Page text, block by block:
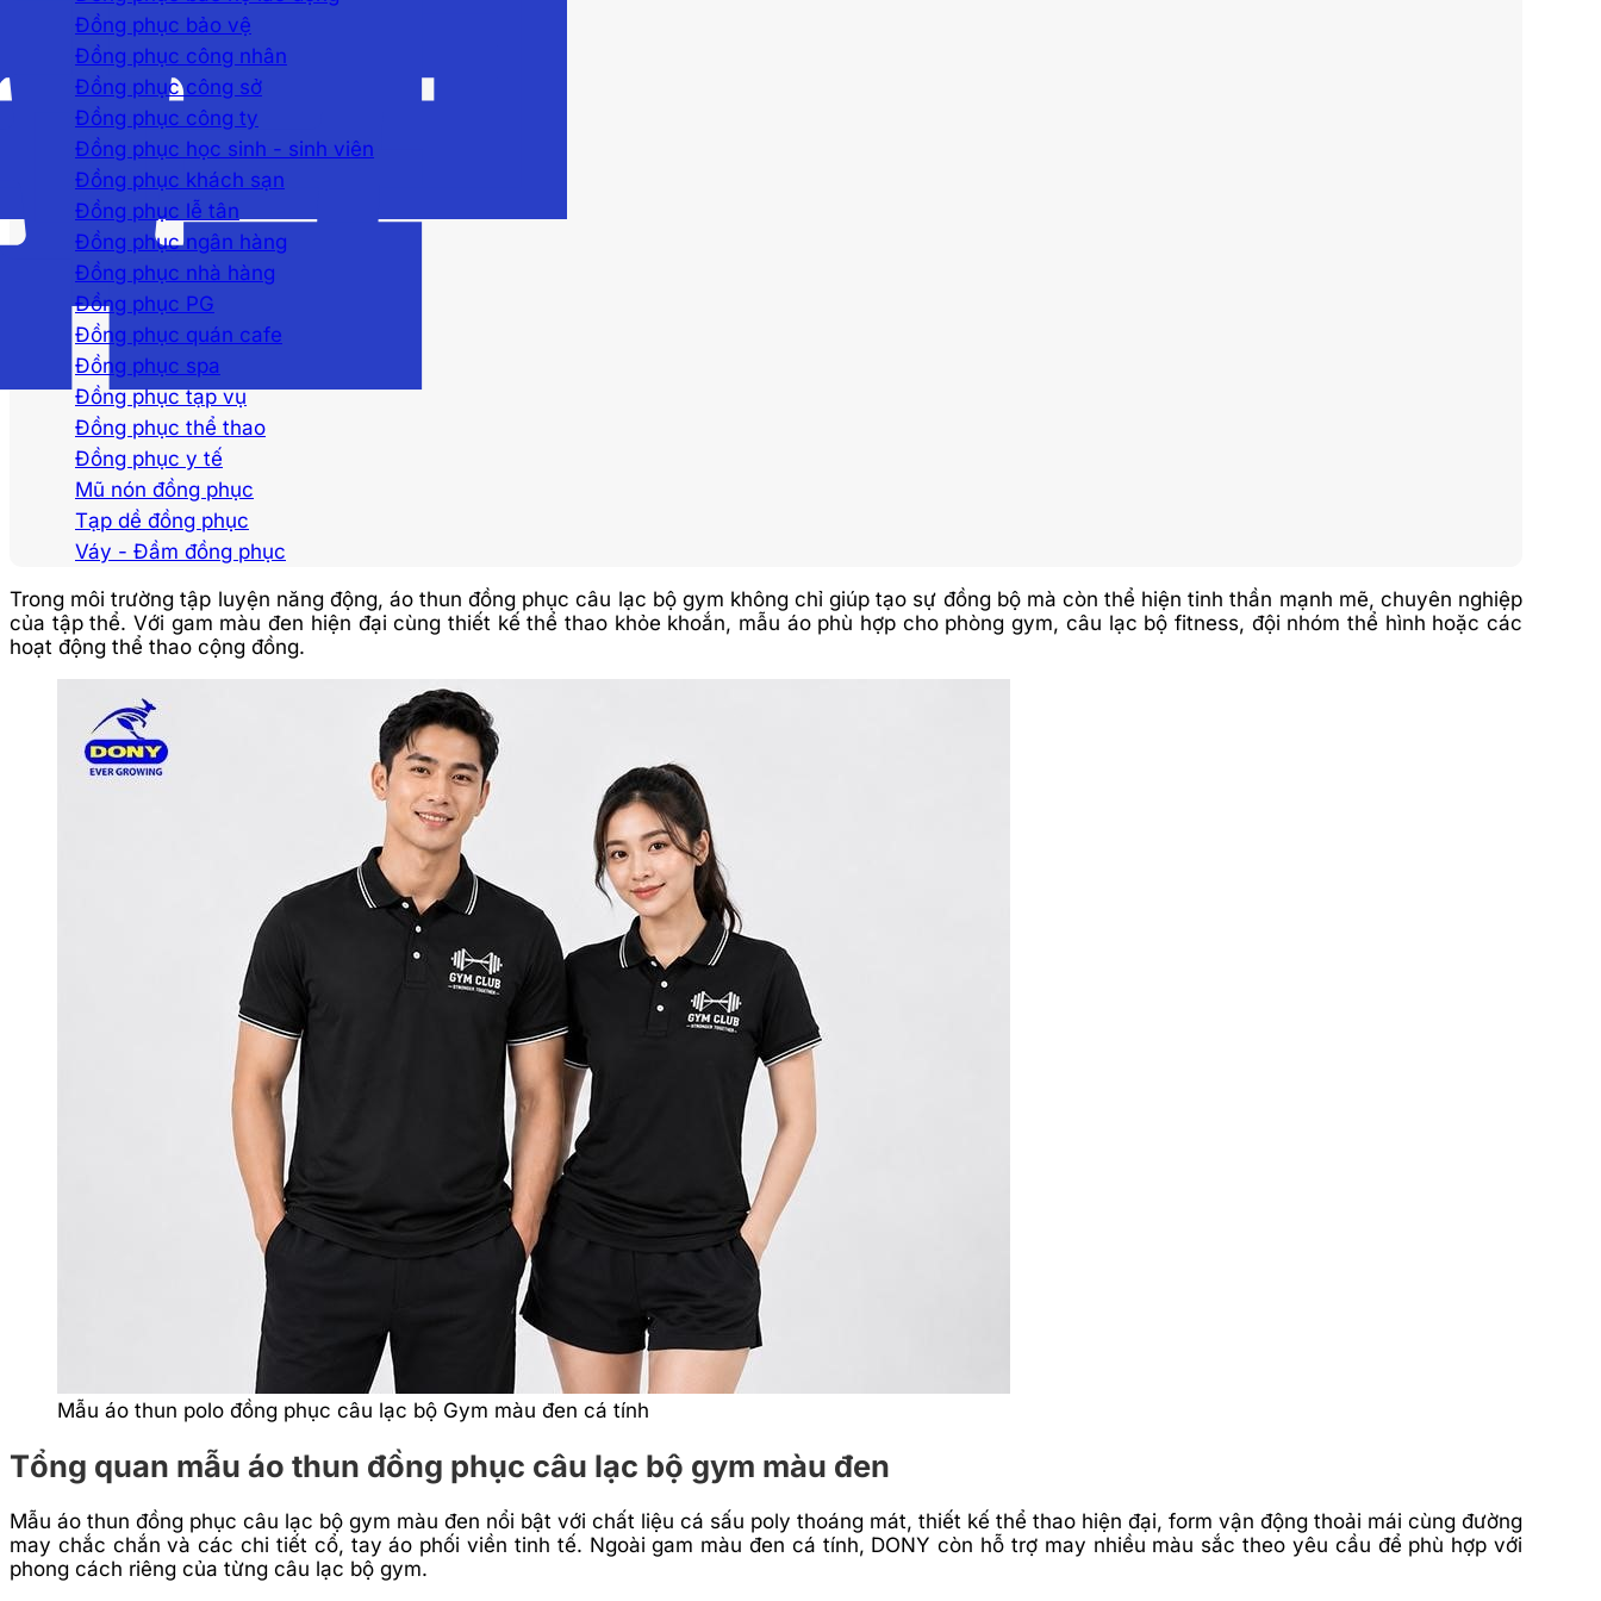
Đồng phục bảo vệ
Đồng phục công nhân
Đồng phục công sở
Đồng phục công ty
Đồng phục học sinh - sinh viên
Đồng phục khách sạn
Đồng phục lễ tân
Đồng phục ngân hàng
Đồng phục nhà hàng
Đồng phục PG
Đồng phục quán cafe
Đồng phục spa
Đồng phục tạp vụ
Đồng phục thể thao
Đồng phục y tế
Mũ nón đồng phục
Tạp dề đồng phục
Váy - Đầm đồng phục
Trong môi trường tập luyện năng động, áo thun đồng phục câu lạc bộ gym không chỉ giúp tạo sự đồng bộ mà còn thể hiện tinh thần mạnh mẽ, chuyên nghiệp
của tập thể. Với gam màu đen hiện đại cùng thiết kế thể thao khỏe khoắn, mẫu áo phù hợp cho phòng gym, câu lạc bộ fitness, đội nhóm thể hình hoặc các
hoạt động thể thao cộng đồng.
Mẫu áo thun polo đồng phục câu lạc bộ Gym màu đen cá tính
Tổng quan mẫu áo thun đồng phục câu lạc bộ gym màu đen
Mẫu áo thun đồng phục câu lạc bộ gym màu đen nổi bật với chất liệu cá sấu poly thoáng mát, thiết kế thể thao hiện đại, form vận động thoải mái cùng đường
may chắc chắn và các chi tiết cổ, tay áo phối viền tinh tế. Ngoài gam màu đen cá tính, DONY còn hỗ trợ may nhiều màu sắc theo yêu cầu để phù hợp với
phong cách riêng của từng câu lạc bộ gym.